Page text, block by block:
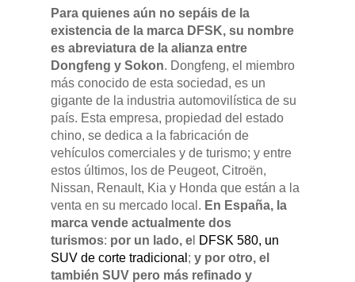
Pulse Enter para buscar o ESC para cerrar
Para quienes aún no sepáis de la
existencia de la marca DFSK, su nombre
es abreviatura de la alianza entre
Dongfeng y Sokon. Dongfeng, el miembro
más conocido de esta sociedad, es un
gigante de la industria automovilística de su
país. Esta empresa, propiedad del estado
chino, se dedica a la fabricación de
vehículos comerciales y de turismo; y entre
estos últimos, los de Peugeot, Citroën,
Nissan, Renault, Kia y Honda que están a la
venta en su mercado local. En España, la
marca vende actualmente dos
turismos: por un lado, e DFSK 580, un
SUV de corte tradicional ; y por otro, el
también SUV pero más refinado y